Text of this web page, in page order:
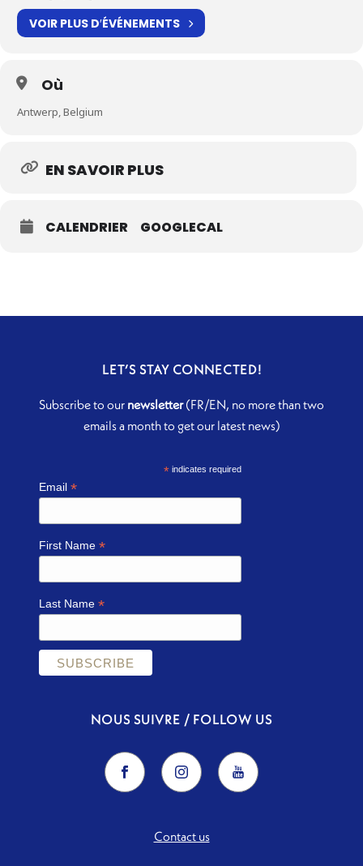
VOIR PLUS D′ÉVÉNEMENTS
Où
Antwerp, Belgium
EN SAVOIR PLUS
CALENDRIER GOOGLECAL
LET’S STAY CONNECTED!
Subscribe to our newsletter(FR/EN, no more than two
emails a month to get our latest news)
*indicates required
Email*
First Name*
Last Name*
NOUS SUIVRE / FOLLOW US
Contact us